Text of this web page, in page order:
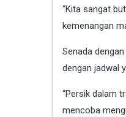
“Kita sangat
kemenangan
Senada
dengan jadwal
“Persik dalam
mencoba